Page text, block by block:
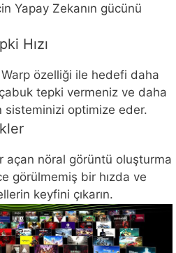
Yapay Zekanın gücünü
Hızı
özelliği ile hedefi daha
tepki vermeniz ve daha
sisteminizi optimize eder.
açan nöral görüntü oluşturma
görülmemiş bir hızda ve
keyfini çıkarın.